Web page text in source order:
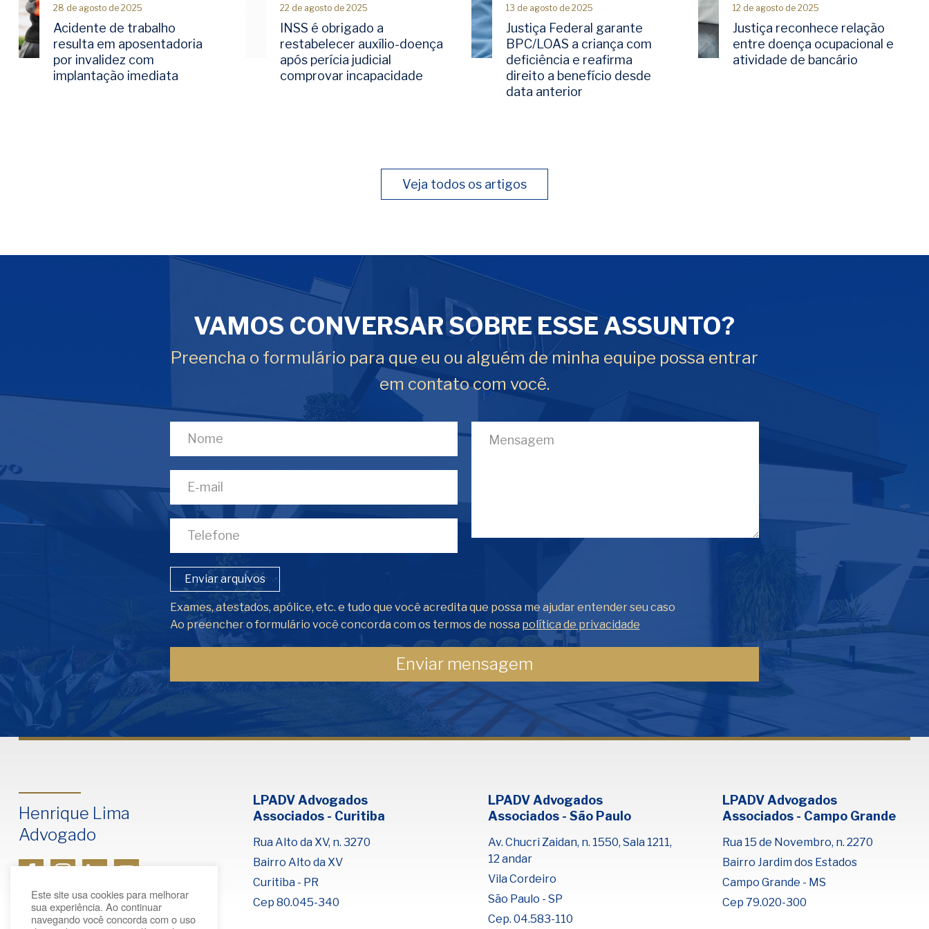
Fale com Henrique Lima
Cadastre-se para começar uma
conversa no WhatsApp
28 de agosto de 2025
Acidente de trabalho
resulta em aposentadoria
por invalidez com
implantação imediata
22 de agosto de 2025
INSS é obrigado a
restabelecer auxílio-doença
após perícia judicial
comprovar incapacidade
13 de agosto de 2025
Justiça Federal garante
BPC/LOAS a criança com
deficiência e reafirma
direito a benefício desde
data anterior
12 de agosto de 2025
Justiça reconhece relação
entre doença ocupacional e
atividade de bancário
Veja todos os artigos
VAMOS CONVERSAR SOBRE ESSE ASSUNTO?
Preencha o formulário para que eu ou alguém de minha equipe possa entrar
em contato com você.
Enviar arquivos
Exames, atestados, apólice, etc. e tudo que você acredita que possa me ajudar entender seu caso
Ao preencher o formulário você concorda com os termos de nossa política de privacidade
Henrique Lima
Advogado
LPADV Advogados
Associados - Curitiba
Rua Alto da XV, n. 3270
Bairro Alto da XV
Curitiba - PR
Cep 80.045-340
LPADV Advogados
Associados - São Paulo
Av. Chucri Zaidan, n. 1550, Sala 1211,
12 andar
Vila Cordeiro
São Paulo - SP
Cep. 04.583-110
LPADV Advogados
Associados - Campo Grande
Rua 15 de Novembro, n. 2270
Bairro Jardim dos Estados
Campo Grande - MS
Cep 79.020-300
Este site usa cookies para melhorar
sua experiência. Ao continuar
navegando você concorda com o uso